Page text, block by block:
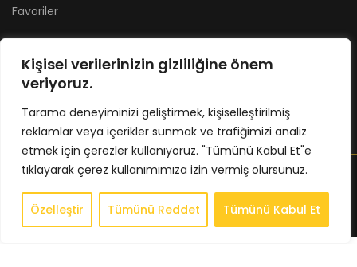
Kişisel verilerinizin gizliliğine önem
veriyoruz.
Tarama deneyiminizi geliştirmek, kişiselleştirilmiş
reklamlar veya içerikler sunmak ve trafiğimizi analiz
etmek için çerezler kullanıyoruz. "Tümünü Kabul Et"e
tıklayarak çerez kullanımımıza izin vermiş olursunuz.
Özelleştir Tümünü Reddet Tümünü Kabul Et
Favoriler
Çerez Politikası
KVKK Aydınlanma Metni
BKBSTORE 2025
0